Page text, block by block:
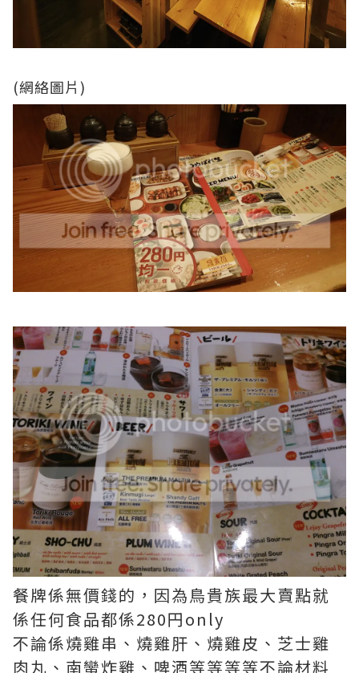
(網絡圖片)
餐牌係無價錢的，因為鳥貴族最大賣點就
係任何食品都係280円only
不論係燒雞串、燒雞肝、燒雞皮、芝士雞
肉丸、南蠻炸雞、啤酒等等等等不論材料